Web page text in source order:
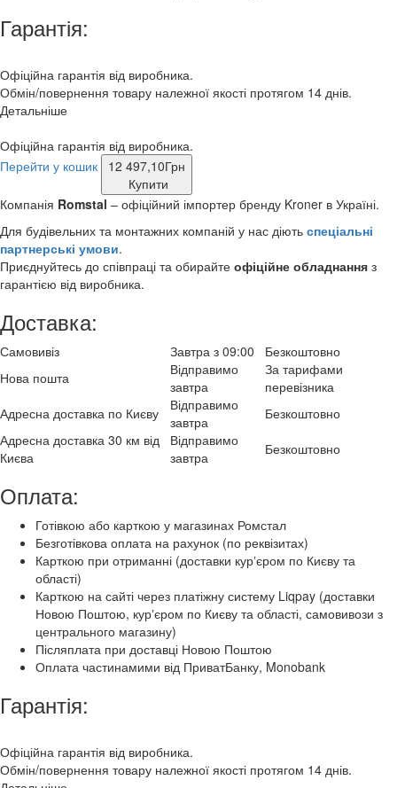
Гарантія:
Офіційна гарантія від виробника.
Обмін/повернення товару належної якості протягом 14 днів.
Детальніше
Офіційна гарантія від виробника.
Перейти у кошик
12 497,10Грн
Купити
Компанія Romstal – офіційний імпортер бренду Kroner в Україні.
Для будівельних та монтажних компаній у нас діють спеціальні
партнерські умови.
Приєднуйтесь до співпраці та обирайте офіційне обладнання з
гарантією від виробника.
Доставка:
Самовивіз Завтра з 09:00
Безкоштовно
Нова пошта
Відправимо
завтра
За тарифами
перевізника
Адресна доставка по Києву
Відправимо
завтра
Безкоштовно
Адресна доставка 30 км від
Києва
Відправимо
завтра
Безкоштовно
Оплата:
Готівкою або карткою у магазинах Ромстал
Безготівкова оплата на рахунок (по реквізитах)
Карткою при отриманні (доставки курʼєром по Києву та
області)
Карткою на сайті через платіжну систему Liqpay (доставки
Новою Поштою, курʼєром по Києву та області, самовивози з
центрального магазину)
Післяплата при доставці Новою Поштою
Оплата частинамими від ПриватБанку, Monobank
Гарантія:
Офіційна гарантія від виробника.
Обмін/повернення товару належної якості протягом 14 днів.